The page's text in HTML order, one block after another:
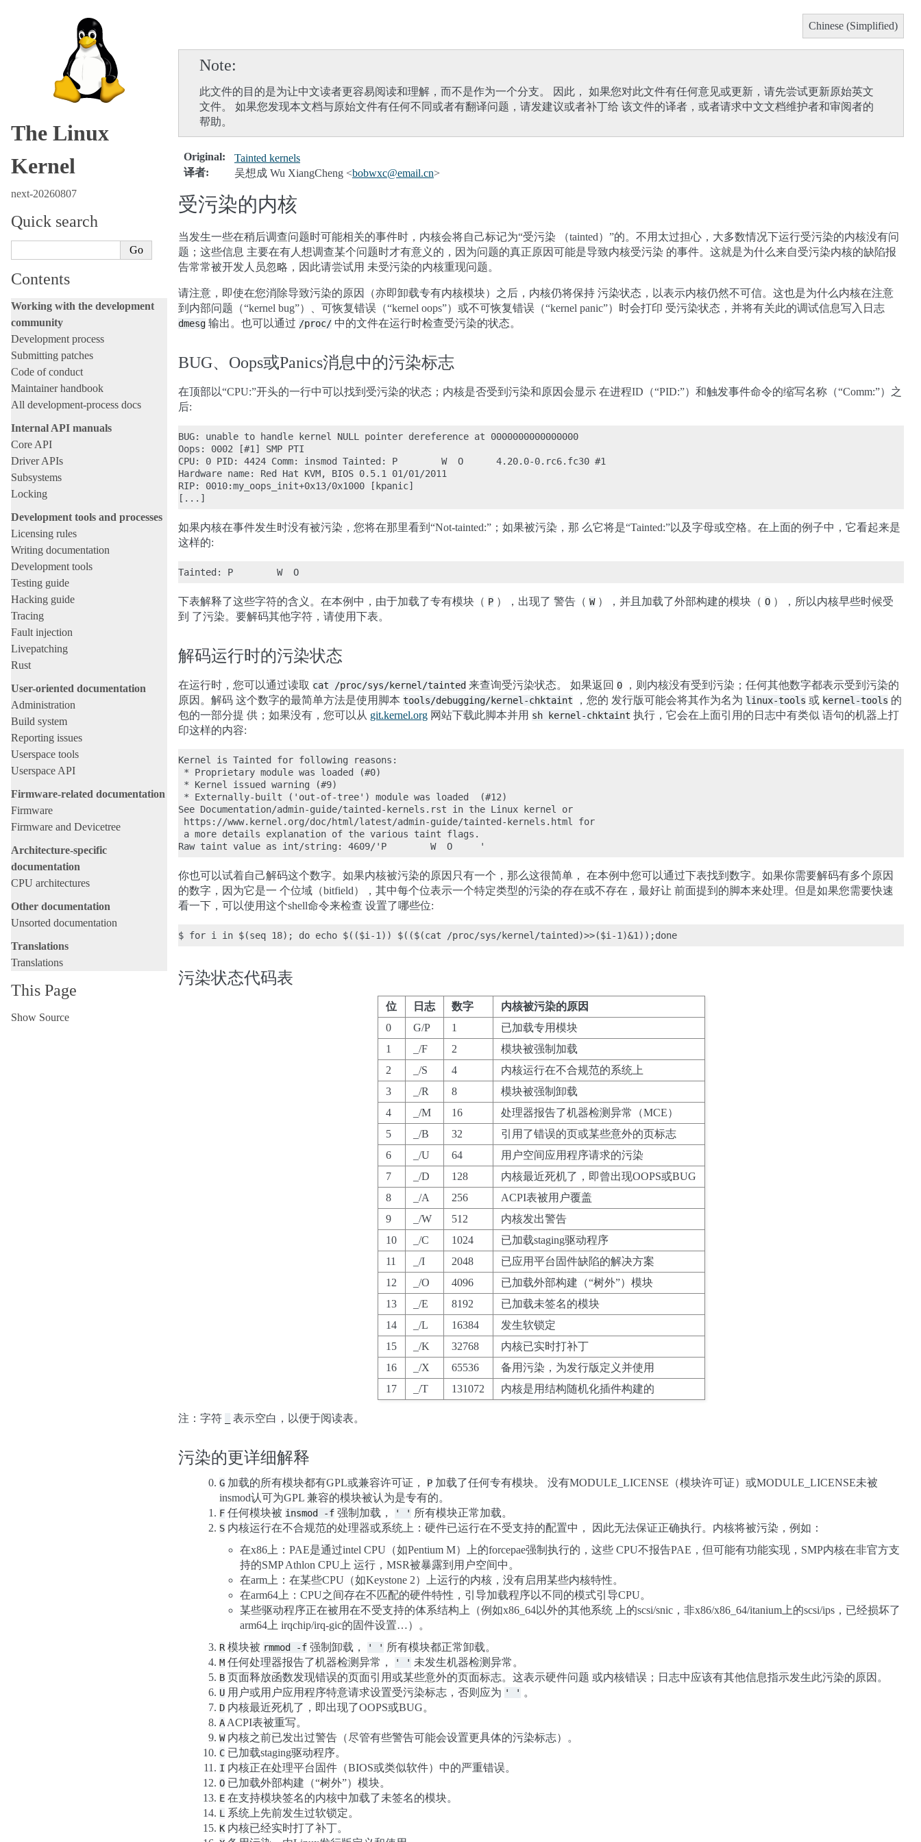
The Linux
Kernel
next-20260807
Quick search
Contents
Working with the development
community
Development process
Submitting patches
Code of conduct
Maintainer handbook
All development-process docs
Internal API manuals
Core API
Driver APIs
Subsystems
Locking
Development tools and processes
Licensing rules
Writing documentation
Development tools
Testing guide
Hacking guide
Tracing
Fault injection
Livepatching
Rust
User-oriented documentation
Administration
Build system
Reporting issues
Userspace tools
Userspace API
Firmware-related documentation
Firmware
Firmware and Devicetree
Architecture-specific
documentation
CPU architectures
Other documentation
Unsorted documentation
Translations
Translations
This Page
Show Source
Chinese (Simplified)
Note
此文件的目的是为让中文读者更容易阅读和理解，而不是作为一个分支。 因此， 如果您对此文件有任何意见或更新，请先尝试更新原始英文
文件。 如果您发现本文档与原始文件有任何不同或者有翻译问题，请发建议或者补丁给 该文件的译者，或者请求中文文档维护者和审阅者的
帮助。
Original:
Tainted kernels
译者: 吴想成 Wu XiangCheng <bobwxc@email.cn>
受污染的内核
当发生一些在稍后调查问题时可能相关的事件时，内核会将自己标记为“受污染 （tainted）”的。不用太过担心，大多数情况下运行受污染的内核没有问
题；这些信息 主要在有人想调查某个问题时才有意义的，因为问题的真正原因可能是导致内核受污染 的事件。这就是为什么来自受污染内核的缺陷报
告常常被开发人员忽略，因此请尝试用 未受污染的内核重现问题。
请注意，即使在您消除导致污染的原因（亦即卸载专有内核模块）之后，内核仍将保持 污染状态，以表示内核仍然不可信。这也是为什么内核在注意
到内部问题（“kernel bug”）、可恢复错误（“kernel oops”）或不可恢复错误（“kernel panic”）时会打印 受污染状态，并将有关此的调试信息写入日志
dmesg 输出。也可以通过 /proc/ 中的文件在运行时检查受污染的状态。
BUG、Oops或Panics消息中的污染标志
在顶部以“CPU:”开头的一行中可以找到受污染的状态；内核是否受到污染和原因会显示 在进程ID（“PID:”）和触发事件命令的缩写名称（“Comm:”）之
后:
BUG: unable to handle kernel NULL pointer dereference at 0000000000000000
Oops: 0002 [#1] SMP PTI
CPU: 0 PID: 4424 Comm: insmod Tainted: P        W  O      4.20.0-0.rc6.fc30 #1
Hardware name: Red Hat KVM, BIOS 0.5.1 01/01/2011
RIP: 0010:my_oops_init+0x13/0x1000 [kpanic]
如果内核在事件发生时没有被污染，您将在那里看到“Not-tainted:”；如果被污染，那 么它将是“Tainted:”以及字母或空格。在上面的例子中，它看起来是
这样的:
下表解释了这些字符的含义。在本例中，由于加载了专有模块（ P ），出现了 警告（ W），并且加载了外部构建的模块（ O ），所以内核早些时候受
到 了污染。要解码其他字符，请使用下表。
解码运行时的污染状态
在运行时，您可以通过读取 cat /proc/sys/kernel/tainted 来查询受污染状态。 如果返回 0 ，则内核没有受到污染；任何其他数字都表示受到污染的
原因。解码 这个数字的最简单方法是使用脚本 tools/debugging/kernel-chktaint ，您的 发行版可能会将其作为名为 linux-tools 或 kernel-tools 的
包的一部分提 供；如果没有，您可以从 git.kernel.org 网站下载此脚本并用 sh kernel-chktaint 执行，它会在上面引用的日志中有类似 语句的机器上打
印这样的内容:
Kernel is Tainted for following reasons:
* Proprietary module was loaded (#0)
* Kernel issued warning (#9)
* Externally-built ('out-of-tree') module was loaded  (#12)
See Documentation/admin-guide/tainted-kernels.rst in the Linux kernel or
https://www.kernel.org/doc/html/latest/admin-guide/tainted-kernels.html for
a more details explanation of the various taint flags.
你也可以试着自己解码这个数字。如果内核被污染的原因只有一个，那么这很简单， 在本例中您可以通过下表找到数字。如果你需要解码有多个原因
的数字，因为它是一 个位域（bitfield），其中每个位表示一个特定类型的污染的存在或不存在，最好让 前面提到的脚本来处理。但是如果您需要快速
看一下，可以使用这个shell命令来检查 设置了哪些位:
污染状态代码表
位 日志 数字
内核被污染的原因
0
G/P 1
已加载专用模块
1
_/F 2
模块被强制加载
2
_/S 4
内核运行在不合规范的系统上
3
_/R 8
模块被强制卸载
4
_/M 16
处理器报告了机器检测异常（MCE）
5
_/B 32
引用了错误的页或某些意外的页标志
6
_/U 64
用户空间应用程序请求的污染
7
_/D 128
内核最近死机了，即曾出现OOPS或BUG
8
_/A 256
ACPI表被用户覆盖
9
_/W 512
内核发出警告
10
_/C 1024
已加载staging驱动程序
11
_/I 2048
已应用平台固件缺陷的解决方案
12
_/O 4096
已加载外部构建（“树外”）模块
13
_/E 8192
已加载未签名的模块
14
_/L 16384
发生软锁定
15
_/K 32768
内核已实时打补丁
16
_/X 65536
备用污染，为发行版定义并使用
17
_/T 131072 内核是用结构随机化插件构建的
注：字符 表示空白，以便于阅读表。
污染的更详细解释
G 加载的所有模块都有GPL或兼容许可证， P 加载了任何专有模块。 没有MODULE_LICENSE（模块许可证）或MODULE_LICENSE未被
insmod认可为GPL 兼容的模块被认为是专有的。
F 任何模块被 insmod -f 强制加载， ' ' 所有模块正常加载。
S 内核运行在不合规范的处理器或系统上：硬件已运行在不受支持的配置中， 因此无法保证正确执行。内核将被污染，例如：
在x86上：PAE是通过intel CPU（如Pentium M）上的forcepae强制执行的，这些 CPU不报告PAE，但可能有功能实现，SMP内核在非官方支
持的SMP Athlon CPU上 运行，MSR被暴露到用户空间中。
在arm上：在某些CPU（如Keystone 2）上运行的内核，没有启用某些内核特性。
在arm64上：CPU之间存在不匹配的硬件特性，引导加载程序以不同的模式引导CPU。
某些驱动程序正在被用在不受支持的体系结构上（例如x86_64以外的其他系统 上的scsi/snic，非x86/x86_64/itanium上的scsi/ips，已经损坏了
arm64上 irqchip/irq-gic的固件设置…）。
R 模块被 rmmod -f 强制卸载， ' ' 所有模块都正常卸载。
M 任何处理器报告了机器检测异常， ' ' 未发生机器检测异常。
B 页面释放函数发现错误的页面引用或某些意外的页面标志。这表示硬件问题 或内核错误；日志中应该有其他信息指示发生此污染的原因。
U 用户或用户应用程序特意请求设置受污染标志，否则应为 ' ' 。
D 内核最近死机了，即出现了OOPS或BUG。
A ACPI表被重写。
W内核之前已发出过警告（尽管有些警告可能会设置更具体的污染标志）。
C 已加载staging驱动程序。
I 内核正在处理平台固件（BIOS或类似软件）中的严重错误。
O 已加载外部构建（“树外”）模块。
E 在支持模块签名的内核中加载了未签名的模块。
L 系统上先前发生过软锁定。
K 内核已经实时打了补丁。